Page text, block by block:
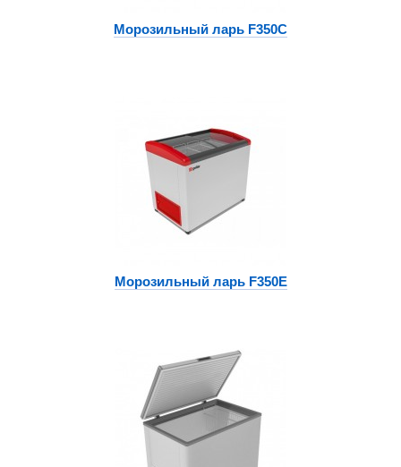
Морозильный ларь F350C
Морозильный ларь F350E